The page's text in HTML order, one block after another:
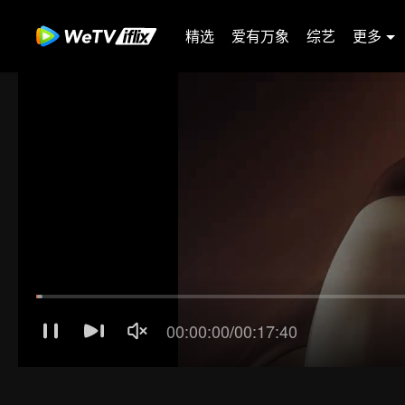
精选 爱有万象 综艺 更多